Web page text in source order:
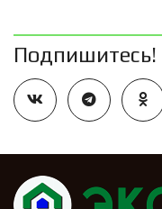
Подпишитесь!